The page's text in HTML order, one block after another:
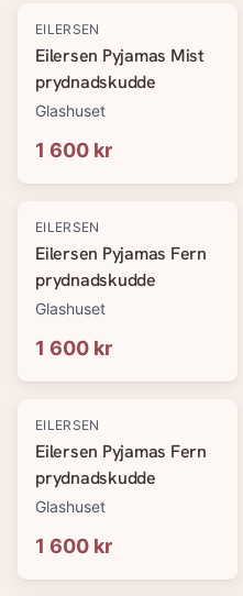
EILERSEN
Eilersen Pyjamas Mist
prydnadskudde
Glashuset
1 600 kr
EILERSEN
Eilersen Pyjamas Fern
prydnadskudde
Glashuset
1 600 kr
EILERSEN
Eilersen Pyjamas Fern
prydnadskudde
Glashuset
1 600 kr